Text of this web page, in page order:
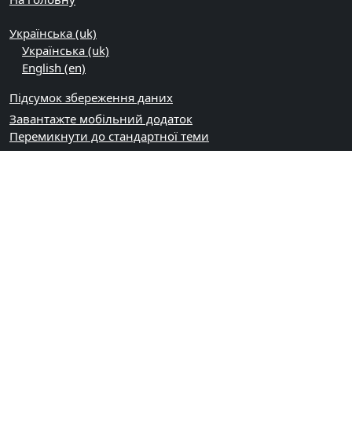
Українська ‎(uk)‎
Українська ‎(uk)‎
English ‎(en)‎
Підсумок збереження даних
Завантажте мобільний додаток
Перемикнути до стандартної теми